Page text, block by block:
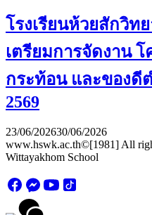
โรงเรียนห้วยสักวิท
เตรียมการจัดงาน โ
กระท้อน และของดี
2569
23/06/202630/06/2026
www.hswk.ac.th©[1981] All
Wittayakhom School